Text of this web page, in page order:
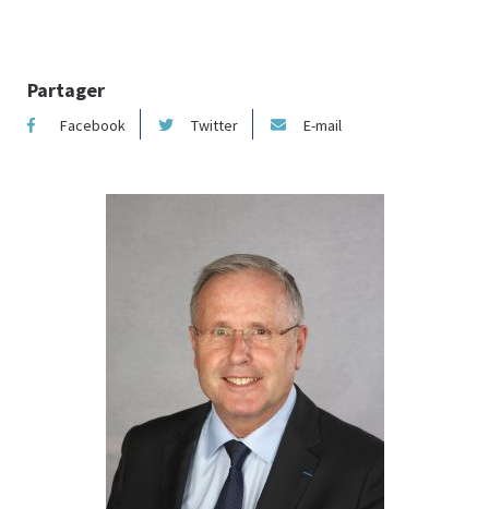
Partager
Facebook Twitter E-mail